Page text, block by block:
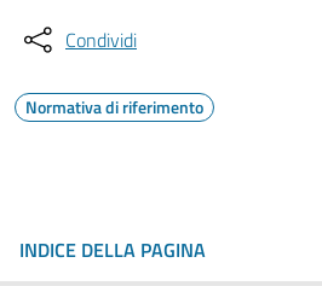
Condividi
Normativa di riferimento
INDICE DELLA PAGINA